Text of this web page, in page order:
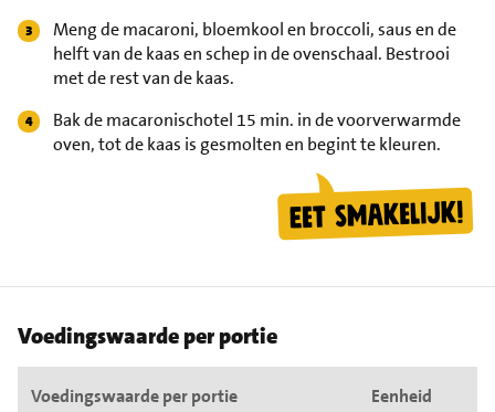
Meng de macaroni, bloemkool en broccoli, saus en de
helft van de kaas en schep in de ovenschaal. Bestrooi
met de rest van de kaas.
Bak de macaronischotel 15 min. in de voorverwarmde
oven, tot de kaas is gesmolten en begint te kleuren.
Voedingswaarde per portie
Voedingswaarde per portie Eenheid